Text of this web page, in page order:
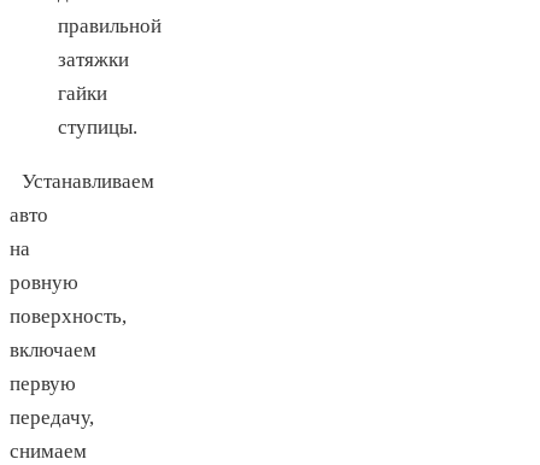
правильной
затяжки
гайки
ступицы.
Устанавливаем
авто
на
ровную
поверхность,
включаем
первую
передачу,
снимаем